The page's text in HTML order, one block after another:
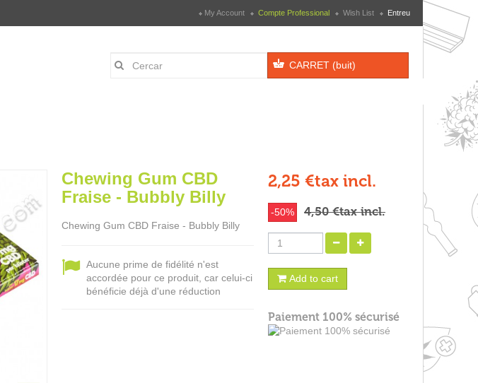
My Account Compte Professional Wish List Entreu
CARRET (buit)
Chewing Gum CBD
Fraise - Bubbly Billy
Chewing Gum CBD Fraise - Bubbly Billy
Aucune prime de fidélité n'est
accordée pour ce produit, car celui-ci
bénéficie déjà d'une réduction
2,25 €tax incl.
-50% 4,50 €tax incl.
Add to cart
Paiement 100% sécurisé